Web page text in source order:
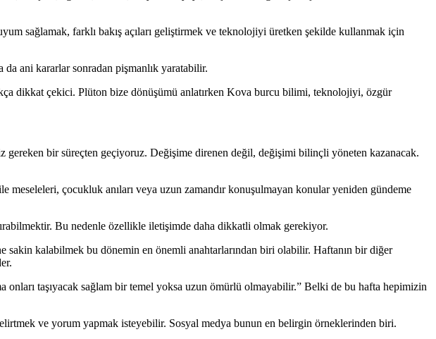
sağlamak, farklı bakış açıları geliştirmek ve teknolojiyi üretken şekilde kullanmak için
ani kararlar sonradan pişmanlık yaratabilir.
dikkat çekici. Plüton bize dönüşümü anlatırken Kova burcu bilimi, teknolojiyi, özgür
gereken bir süreçten geçiyoruz. Değişime direnen değil, değişimi bilinçli yöneten kazanacak.
çocukluk anıları veya uzun zamandır konuşulmayan konular yeniden gündeme
Bu nedenle özellikle iletişimde daha dikkatli olmak gerekiyor.
kalabilmek bu dönemin en önemli anahtarlarından biri olabilir. Haftanın bir diğer
onları taşıyacak sağlam bir temel yoksa uzun ömürlü olmayabilir.” Belki de bu hafta hepimizin
ve yorum yapmak isteyebilir. Sosyal medya bunun en belirgin örneklerinden biri.